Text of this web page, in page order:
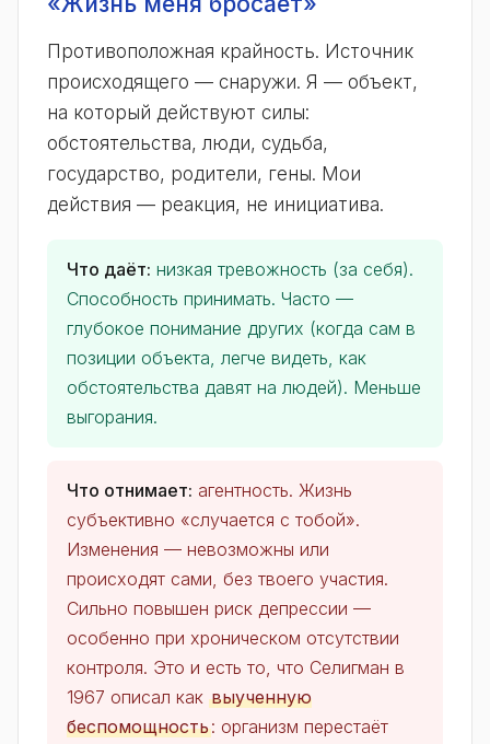
Противоположная крайность. Источник
происходящего — снаружи. Я — объект,
на который действуют силы:
обстоятельства, люди, судьба,
государство, родители, гены. Мои
действия — реакция, не инициатива.
Что даёт: низкая тревожность (за себя).
Способность принимать. Часто —
глубокое понимание других (когда сам в
позиции объекта, легче видеть, как
обстоятельства давят на людей). Меньше
выгорания.
Что отнимает: агентность. Жизнь
субъективно «случается с тобой».
Изменения — невозможны или
происходят сами, без твоего участия.
Сильно повышен риск депрессии —
особенно при хроническом отсутствии
контроля. Это и есть то, что Селигман в
1967 описал как выученную
беспомощность: организм перестаёт